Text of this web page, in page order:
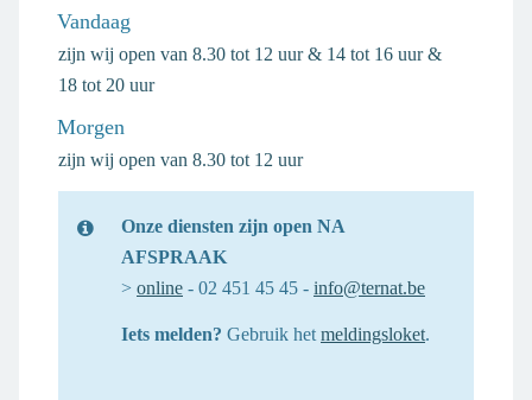
Vandaag
zijn wij open van 8.30 tot 12 uur& 14 tot 16 uur&
18 tot 20 uur
Morgen
zijn wij open van 8.30 tot 12 uur
Onze diensten zijn open NA
AFSPRAAK
> online - 02 451 45 45 - info@ternat.be
Iets melden? Gebruik het meldingsloket.